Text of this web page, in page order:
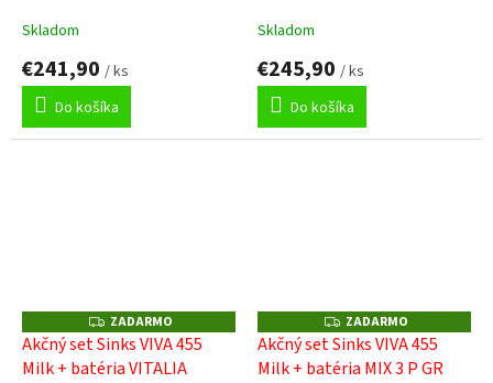
Skladom
€241,90 / ks
Do košíka
Skladom
€245,90 / ks
Do košíka
Z
A
D
A
ZADARMO
Akčný set Sinks VIVA 455
Milk + batéria VITALIA
Z
A
D
A
ZADARMO
Akčný set Sinks VIVA 455
Milk + batéria MIX 3 P GR